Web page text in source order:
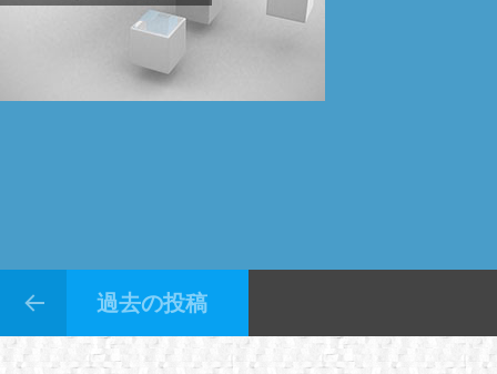
過去の投稿